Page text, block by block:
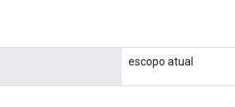
escopo atual